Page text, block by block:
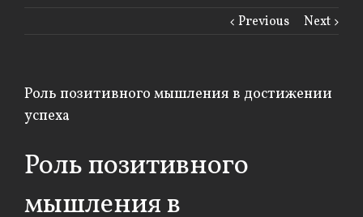
Previous Next
Роль позитивного мышления в достижении
успеха
Роль позитивного
мышления в